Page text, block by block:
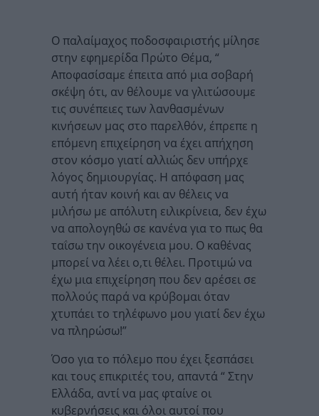
Ο παλαίμαχος ποδοσφαιριστής μίλησε
στην εφημερίδα Πρώτο Θέμα, “
Αποφασίσαμε έπειτα από μια σοβαρή
σκέψη ότι, αν θέλουμε να γλιτώσουμε
τις συνέπειες των λανθασμένων
κινήσεων μας στο παρελθόν, έπρεπε η
επόμενη επιχείρηση να έχει απήχηση
στον κόσμο γιατί αλλιώς δεν υπήρχε
λόγος δημιουργίας. Η απόφαση μας
αυτή ήταν κοινή και αν θέλεις να
μιλήσω με απόλυτη ειλικρίνεια, δεν έχω
να απολογηθώ σε κανένα για το πως θα
ταΐσω την οικογένεια μου. Ο καθένας
μπορεί να λέει ο,τι θέλει. Προτιμώ να
έχω μια επιχείρηση που δεν αρέσει σε
πολλούς παρά να κρύβομαι όταν
χτυπάει το τηλέφωνο μου γιατί δεν έχω
να πληρώσω!”
Όσο για το πόλεμο που έχει ξεσπάσει
και τους επικριτές του, απαντά “ Στην
Ελλάδα, αντί να μας φταίνε οι
κυβερνήσεις και όλοι αυτοί που